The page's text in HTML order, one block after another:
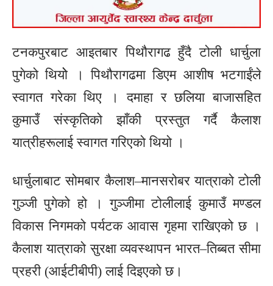
टनकपुरबाट आइतबार पिथौरागढ हुँदै टोली धार्चुला
पुगेको थियोे । पिथौरागढमा डिएम आशीष भटगाईंले
स्वागत गरेका थिए । दमाहा र छलिया बाजासहित
कुमाउँ संस्कृतिको झाँकी प्रस्तुत गर्दै कैलाश
यात्रीहरूलाई स्वागत गरिएको थियो ।
धार्चुलाबाट सोमबार कैलाश–मानसरोबर यात्राको टोली
गुञ्जी पुगेको हो । गुञ्जीमा टोलीलाई कुमाउँ मण्डल
विकास निगमको पर्यटक आवास गृहमा राखिएको छ ।
कैलाश यात्राको सुरक्षा व्यवस्थापन भारत–तिब्बत सीमा
प्रहरी (आईटीबीपी) लाई दिइएको छ।